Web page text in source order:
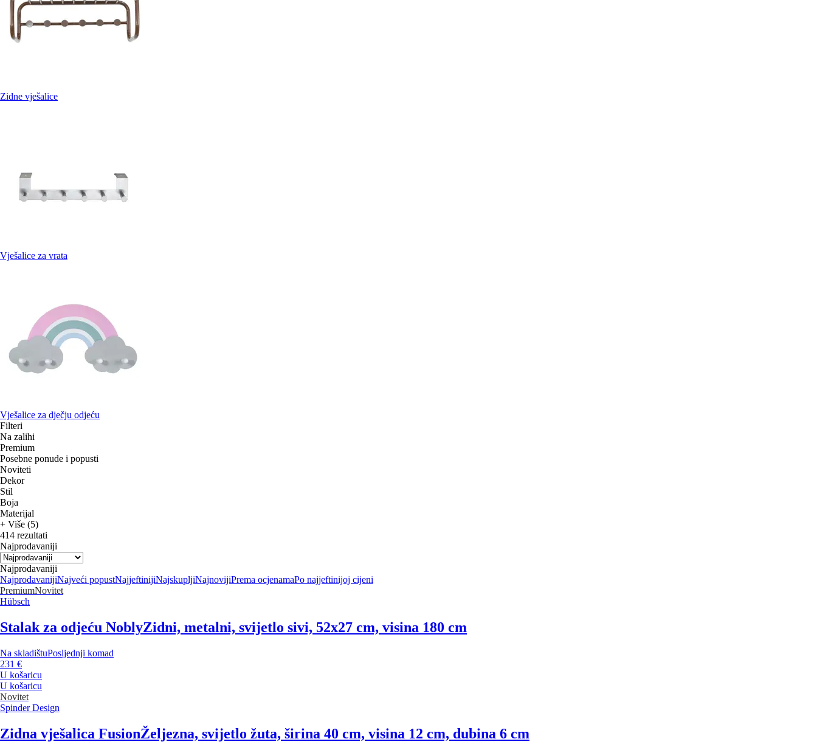
Zidne vješalice
Vješalice za vrata
Vješalice za dječju odjeću
Filteri
Na zalihi
Premium
Posebne ponude i popusti
Noviteti
Dekor
Stil
Boja
Materijal
+ Više (5)
414 rezultati
Najprodavaniji
Najprodavaniji
NajprodavanijiNajveći popustNajjeftinijiNajskupljiNajnovijiPrema ocjenamaPo najjeftinijoj cijeni
PremiumNovitet
Hübsch
Stalak za odjeću NoblyZidni, metalni, svijetlo sivi, 52x27 cm, visina 180 cm
Na skladištuPosljednji komad
231 €
U košaricu
U košaricu
Novitet
Spinder Design
Zidna vješalica FusionŽeljezna, svijetlo žuta, širina 40 cm, visina 12 cm, dubina 6 cm